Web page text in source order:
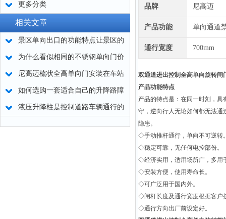
更多分类
相关文章
景区单向出口的功能特点让景区的
行人出入口管理更加便捷
为什么看似相同的不锈钢单向门价
格迥异？
尼高迈梳状全高单向门安装在车站
出口安全又实用
如何选购一套适合自己的升降路障
设备
液压升降柱是控制道路车辆通行的
品牌 尼高迈
产品功能 单向通道
通行宽度 700mm
双通道进出控制全高单向旋转闸
产品功能特点
产品的特点是：在同一时刻，
守，逆向行人无论如何都无法通
隐患。
◇手动推杆通行，单向不可逆转
◇稳定可靠，无任何电控部份。
◇经济实用，适用场所广，多用
◇安装方便，使用寿命长。
◇可广泛用于国内外。
◇闸杆长度及通行宽度根据客户
◇通行方向出厂前设定好。